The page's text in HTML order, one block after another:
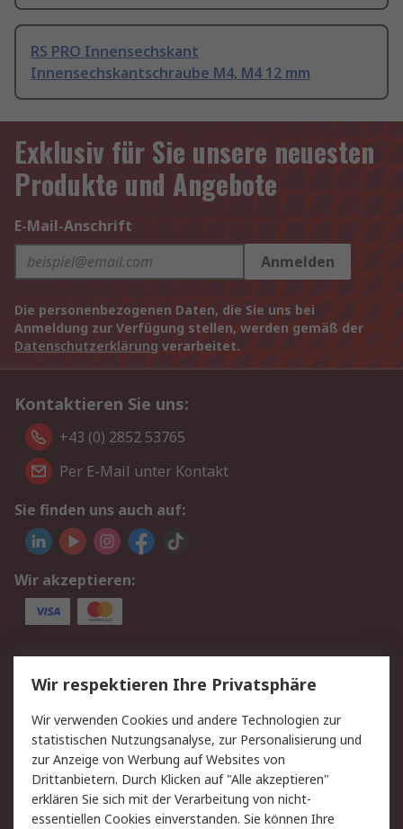
RS PRO Innensechskant
Innensechskantschraube M4, M4 12 mm
Exklusiv für Sie unsere neuesten
Produkte und Angebote
E-Mail-Anschrift
Anmelden
Die personenbezogenen Daten, die Sie uns bei
Anmeldung zur Verfügung stellen, werden gemäß der
Datenschutzerklärung verarbeitet.
Kontaktieren Sie uns:
+43 (0) 2852 53765
Per E-Mail unter Kontakt
Sie finden uns auch auf:
Wir akzeptieren:
Service
Value Added Services
Lieferlösungen
Rücksendung/Entsorgung Kontakt
Hilfe
Rechtliches
Wir respektieren Ihre Privatsphäre
Wir verwenden Cookies und andere Technologien zur
statistischen Nutzungsanalyse, zur Personalisierung und
zur Anzeige von Werbung auf Websites von
Drittanbietern. Durch Klicken auf "Alle akzeptieren"
erklären Sie sich mit der Verarbeitung von nicht-
essentiellen Cookies einverstanden. Sie können Ihre